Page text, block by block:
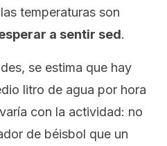
temperaturas son
a sentir sed.
se estima que hay
litro de agua por hora
con la actividad: no
de béisbol que un